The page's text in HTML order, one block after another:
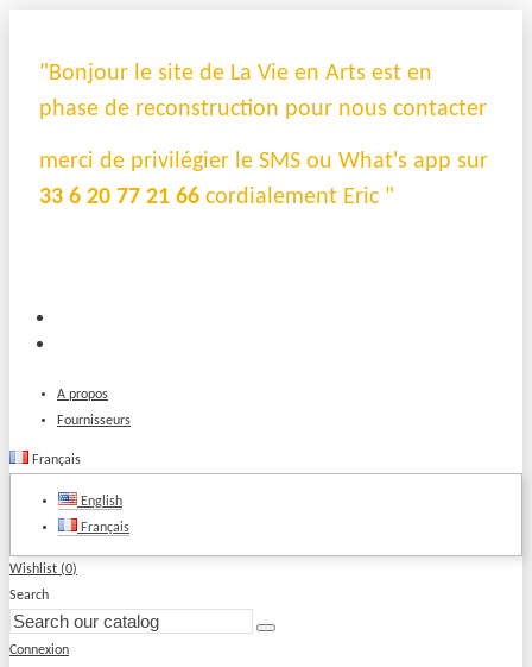
"Bonjour le site de La Vie en Arts est en
phase de reconstruction pour nous contacter
merci de privilégier le SMS ou What's app sur
33 6 20 77 21 66 cordialement Eric "
A propos
Fournisseurs
Français
English
Français
Wishlist (0)
Search
Connexion